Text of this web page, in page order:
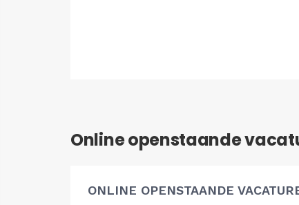
Online openstaande
ONLINE OPENSTAANDE